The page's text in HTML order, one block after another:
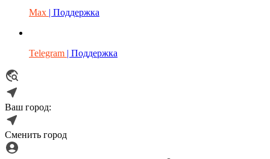
Max | Поддержка
Telegram | Поддержка
Ваш город:
Сменить город